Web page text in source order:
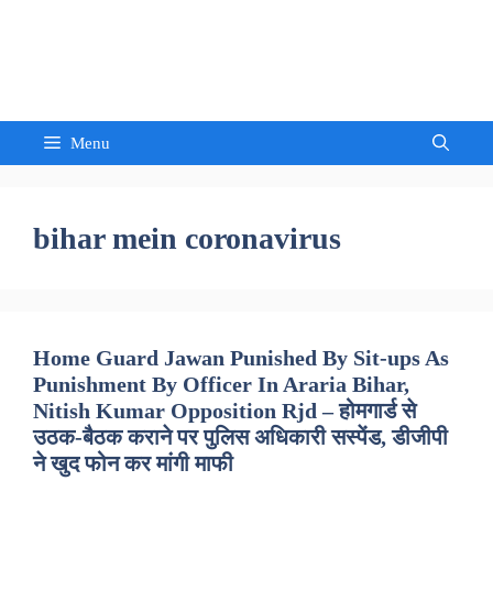
Menu
bihar mein coronavirus
Home Guard Jawan Punished By Sit-ups As
Punishment By Officer In Araria Bihar,
Nitish Kumar Opposition Rjd – होमगार्ड से
उठक-बैठक कराने पर पुलिस अधिकारी सस्पेंड, डीजीपी
ने खुद फोन कर मांगी माफी